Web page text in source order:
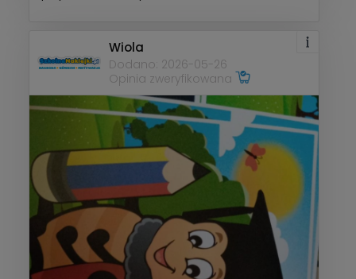
Wiola
Dodano: 2026-05-26
Opinia zweryfikowana